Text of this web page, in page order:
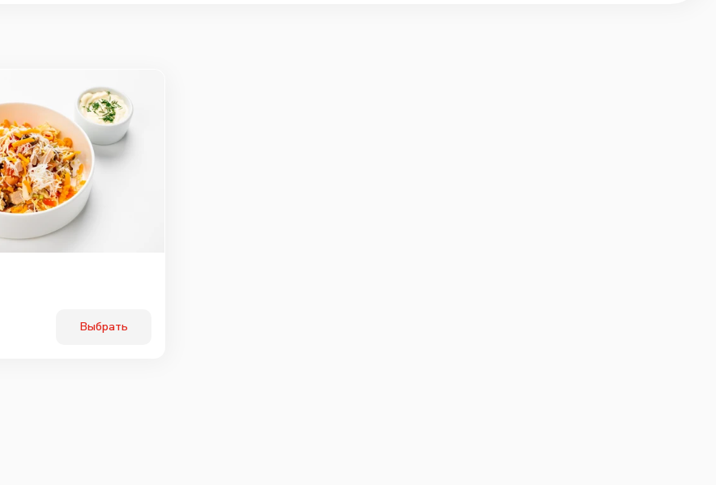
Выбрать